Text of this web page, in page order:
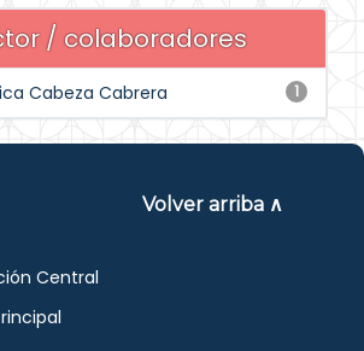
/ colaboradores
1
Cabeza Cabrera
Volver arriba ∧
Central